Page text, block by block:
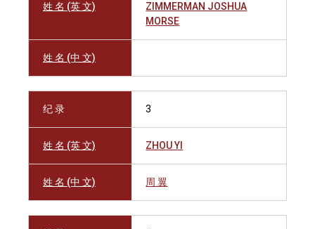
姓 名 (英 文)
ZIMMERMAN JOSHUA
MORSE
姓 名 (中 文)
纪 录 3
姓 名 (英 文) ZHOU YI
姓 名 (中 文) 周 翼